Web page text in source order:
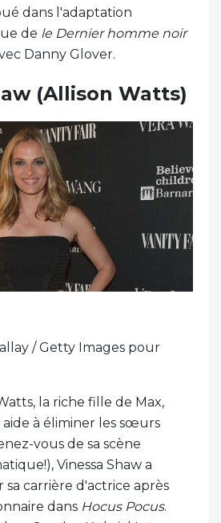
dans l'adaptation
de le Dernier homme noir
Danny Glover.
(Allison Watts)
/ Getty Images pour
la riche fille de Max,
aide à éliminer les sœurs
vous de sa scène
Vinessa Shaw a
carrière d'actrice après
dans Hocus Pocus.